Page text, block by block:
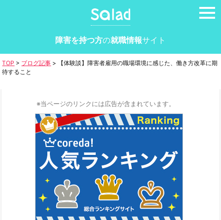
障害を持つ方の就職情報サイト
TOP > ブログ記事 >
【体験談】障害者雇用の職場環境に感じた、働き方改革に期
待すること
※当ページのリンクには広告が含まれています。